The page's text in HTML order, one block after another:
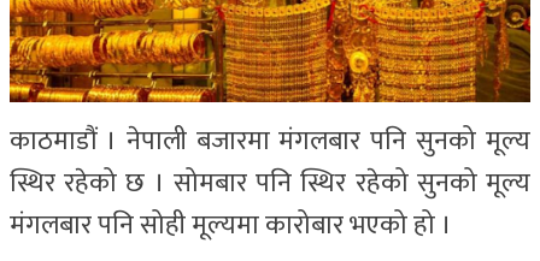
काठमाडौं । नेपाली बजारमा मंगलबार पनि सुनको मूल्य
स्थिर रहेको छ । सोमबार पनि स्थिर रहेको सुनको मूल्य
मंगलबार पनि सोही मूल्यमा कारोबार भएको हो ।